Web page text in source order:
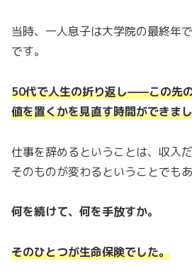
当時、一人息子は大学院の最終年
です。
50代で人生の折り返し——この先
値を置くかを見直す時間ができま
仕事を辞めるということは、収入
そのものが変わるということでもあ
何を続けて、何を手放すか。
そのひとつが生命保険でした。